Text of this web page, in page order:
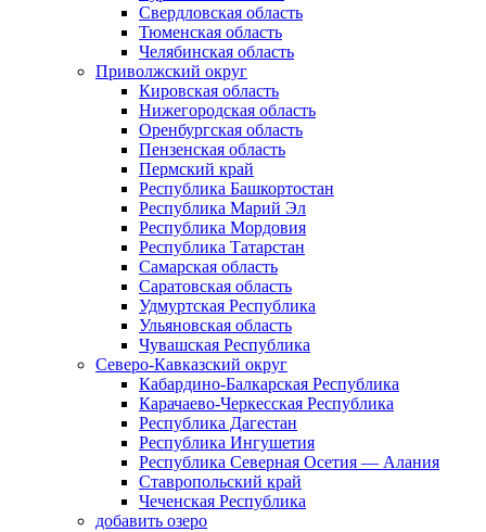
Свердловская область
Тюменская область
Челябинская область
Приволжский округ
Кировская область
Нижегородская область
Оренбургская область
Пензенская область
Пермский край
Республика Башкортостан
Республика Марий Эл
Республика Мордовия
Республика Татарстан
Самарская область
Саратовская область
Удмуртская Республика
Ульяновская область
Чувашская Республика
Северо-Кавказский округ
Кабардино-Балкарская Республика
Карачаево-Черкесская Республика
Республика Дагестан
Республика Ингушетия
Республика Северная Осетия — Алания
Ставропольский край
Чеченская Республика
добавить озеро